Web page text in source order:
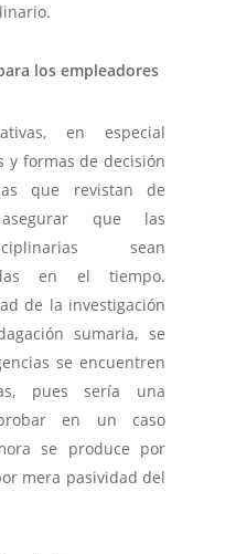
los empleadores
en especial
y formas de decisión
que revistan de
que las
sean
en el tiempo.
de la investigación
sumaria, se
se encuentren
pues sería una
en un caso
se produce por
mera pasividad del